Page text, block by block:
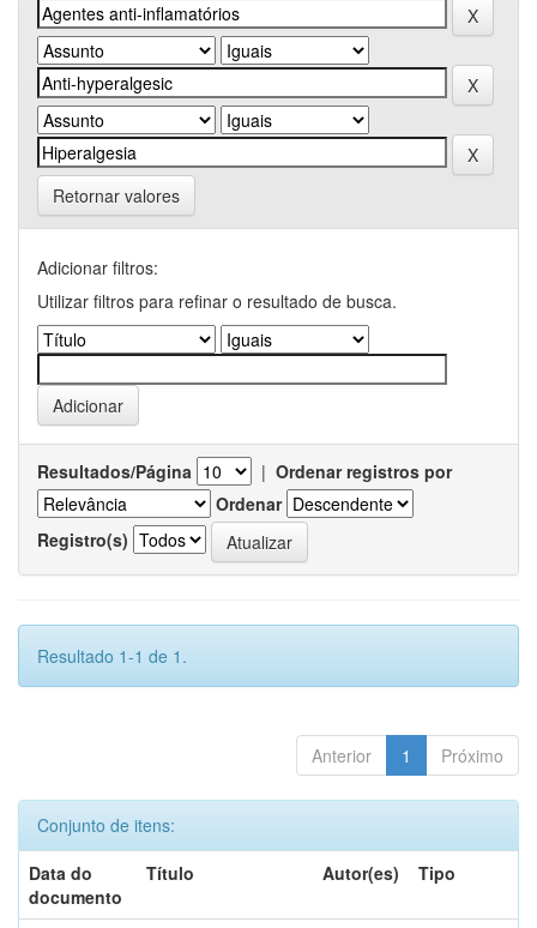
Retornar valores
Adicionar filtros:
Utilizar filtros para refinar o resultado de busca.
Resultados/Página | Ordenar registros por
Ordenar
Registro(s)
Resultado 1-1 de 1.
Anterior 1 Próximo
Conjunto de itens:
Data do
documento
Título Autor(es) Tipo